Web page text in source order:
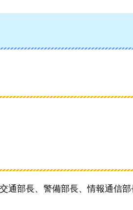
通部長、警備部長、情報通信